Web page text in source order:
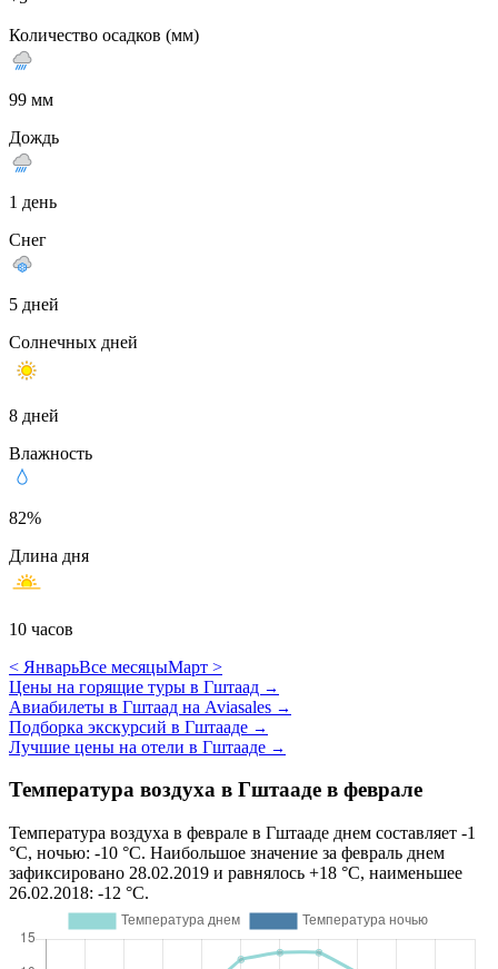
Количество осадков (мм)
99 мм
Дождь
1 день
Снег
5 дней
Солнечных дней
8 дней
Влажность
82%
Длина дня
10 часов
< ЯнварьВсе месяцыМарт >
Цены на горящие туры в Гштаад →
Авиабилеты в Гштаад на Aviasales →
Подборка экскурсий в Гштааде →
Лучшие цены на отели в Гштааде →
Температура воздуха в Гштааде в феврале
Температура воздуха в феврале в Гштааде днем составляет -1
°C, ночью: -10 °C. Наибольшое значение за февраль днем
зафиксировано 28.02.2019 и равнялось +18 °C, наименьшее
26.02.2018: -12 °C.